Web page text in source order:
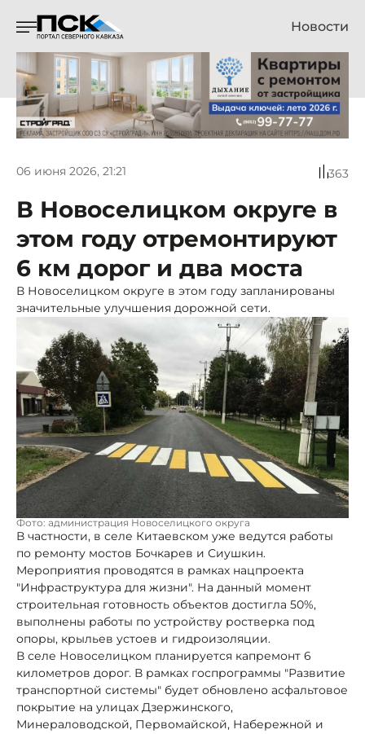
Новости
06 июня 2026, 21:21 363
В Новоселицком округе в
этом году отремонтируют
6 км дорог и два моста
В Новоселицком округе в этом году запланированы
значительные улучшения дорожной сети.
Фото: администрация Новоселицкого округа
В частности, в селе Китаевском уже ведутся работы
по ремонту мостов Бочкарев и Сиушкин.
Мероприятия проводятся в рамках нацпроекта
"Инфраструктура для жизни". На данный момент
строительная готовность объектов достигла 50%,
выполнены работы по устройству ростверка под
опоры, крыльев устоев и гидроизоляции.
В селе Новоселицком планируется капремонт 6
километров дорог. В рамках госпрограммы "Развитие
транспортной системы" будет обновлено асфальтовое
покрытие на улицах Дзержинского,
Минераловодской, Первомайской, Набережной и